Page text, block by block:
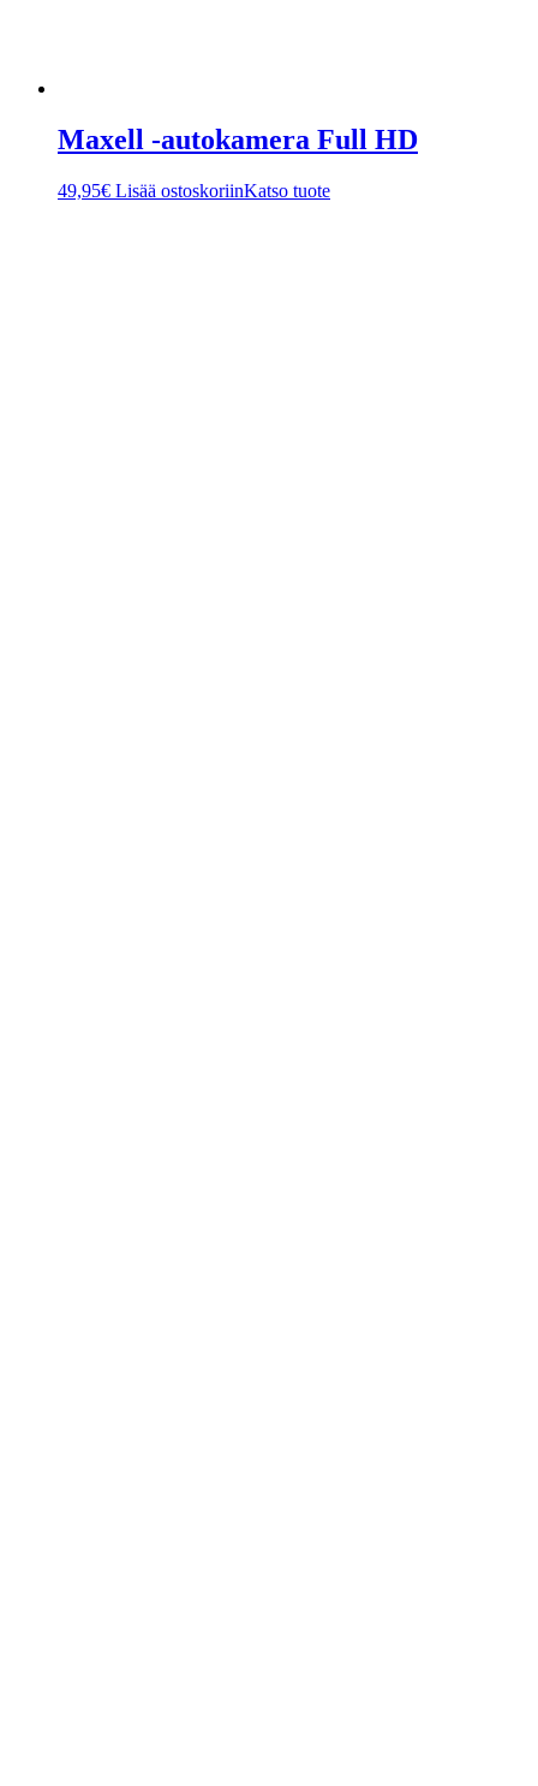
Maxell -autokamera Full HD
49,95€ Lisää ostoskoriinKatso tuote